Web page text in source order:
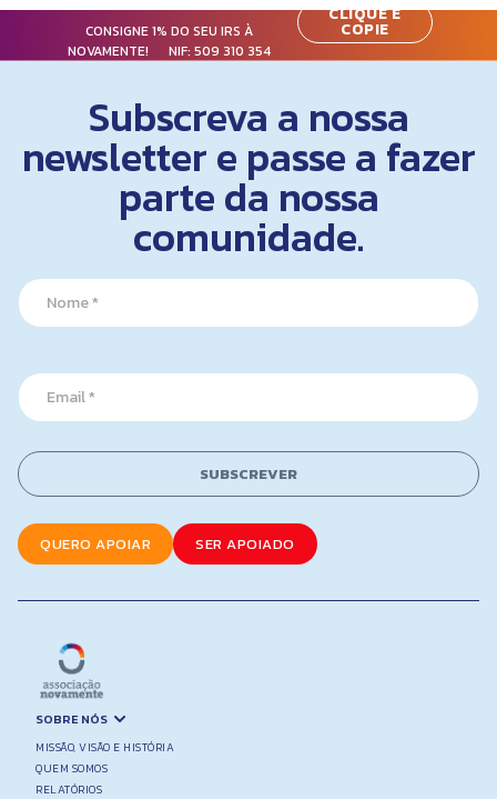
CONSIGNE 1% DO SEU IRS À
NOVAMENTE! NIF:509 310 354
CLIQUE E
COPIE
Subscreva a nossa
newsletter e passe a fazer
parte da nossa
comunidade.
a
m
a
m
e
N
a
m
E
m
a
l
*
SUBSCREVER
QUERO APOIAR SER APOIADO
SOBRE NÓS
MISSÃO, VISÃO E HISTÓRIA
QUEM SOMOS
RELATÓRIOS